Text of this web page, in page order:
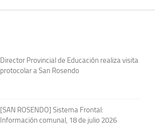
Director Provincial de Educación realiza visita
protocolar a San Rosendo
[SAN ROSENDO] Sistema Frontal:
Información comunal, 18 de julio 2026